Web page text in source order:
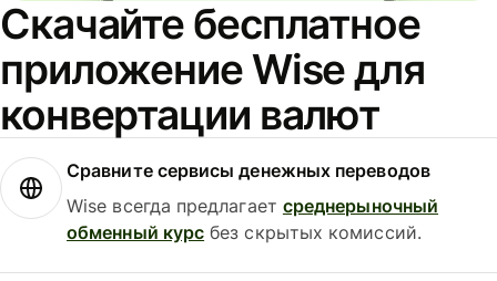
Скачайте бесплатное
приложение Wise для
конвертации валют
Сравните сервисы денежных переводов
Wise всегда предлагает среднерыночный
обменный курс без скрытых комиссий.